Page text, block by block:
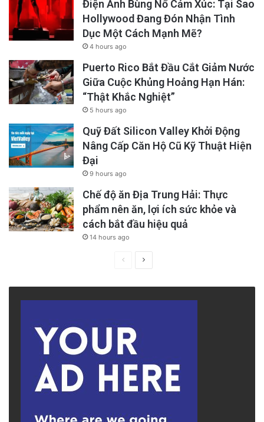
Điện Ảnh Bùng Nổ Cảm Xúc: Tại Sao
Hollywood Đang Đón Nhận Tình
Dục Một Cách Mạnh Mẽ?
4 hours ago
Puerto Rico Bắt Đầu Cắt Giảm Nước
Giữa Cuộc Khủng Hoảng Hạn Hán:
“Thật Khắc Nghiệt”
5 hours ago
Quỹ Đất Silicon Valley Khởi Động
Nâng Cấp Căn Hộ Cũ Kỹ Thuật Hiện
Đại
9 hours ago
Chế độ ăn Địa Trung Hải: Thực
phẩm nên ăn, lợi ích sức khỏe và
cách bắt đầu hiệu quả
14 hours ago
PreviousNext